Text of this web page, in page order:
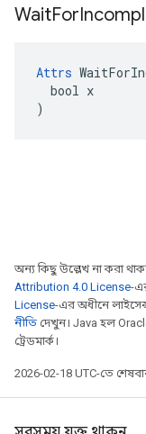
WaitFor
Attrs
  bool x
)
অন্য কিছু উল্লেখ না করা
Attribution 4.0 License-
License-এর অধীনে
নীতি দেখুন। Java হল
ট্রেডমার্ক।
2026-02-18 UTC-তে